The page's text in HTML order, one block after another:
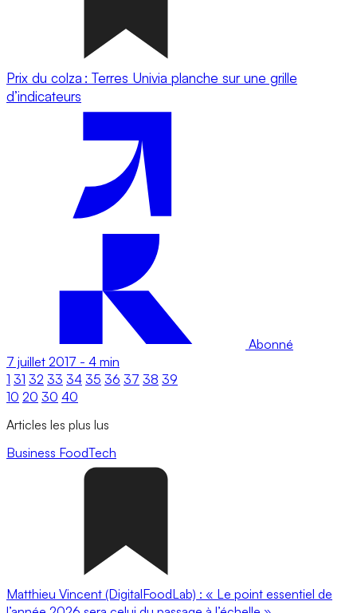
Prix du colza : Terres Univia planche sur une grille
d’indicateurs
Abonné
7 juillet 2017 - 4 min
1 31 32 33 34 35 36 37 38 39
10 20 30 40
Articles les plus lus
Business FoodTech
Matthieu Vincent (DigitalFoodLab) : « Le point essentiel de